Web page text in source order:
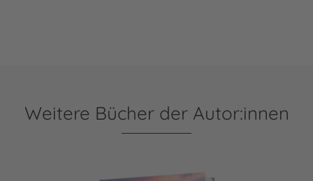
Weitere Bücher der Autor:innen